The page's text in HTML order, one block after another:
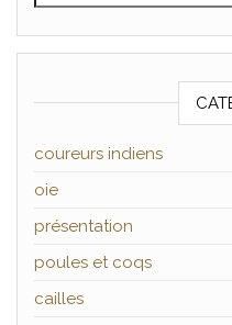
coureurs indiens
oie
présentation
poules et coqs
cailles